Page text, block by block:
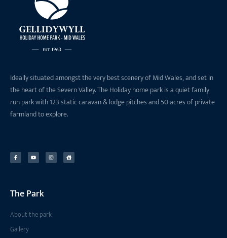
Ideally situated amongst the very best scenery of Mid Wales, and set in
the heart of the Severn Valley. The Holiday home park is a quiet family
run park with 123 static caravan & lodge pitches and 50 acres of private
farmland to explore.
The Park
About the park
Gallery